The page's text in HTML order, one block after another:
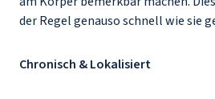
der Regel genauso schnell wie sie
Chronisch & Lokalisiert